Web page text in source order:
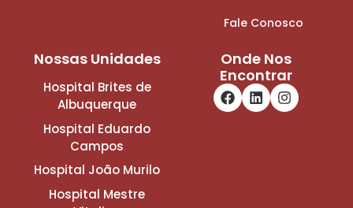
Fale Conosco
Nossas Unidades
Hospital Brites de
Albuquerque
Hospital Eduardo
Campos
Hospital João Murilo
Hospital Mestre
Onde Nos
Encontrar